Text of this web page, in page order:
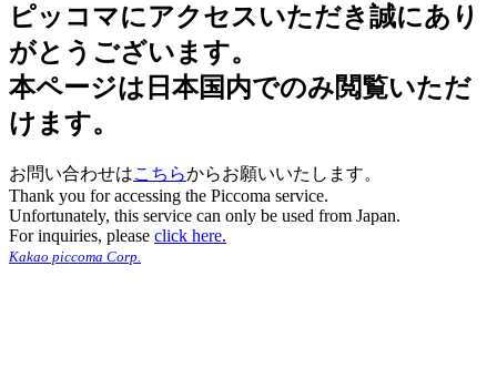
ピッコマにアクセスいただき誠にあり
がとうございます。
本ページは日本国内でのみ閲覧いただ
けます。
お問い合わせはこちらからお願いいたします。
Thank you for accessing the Piccoma service.
Unfortunately, this service can only be used from Japan.
For inquiries, please click here.
Kakao piccoma Corp.